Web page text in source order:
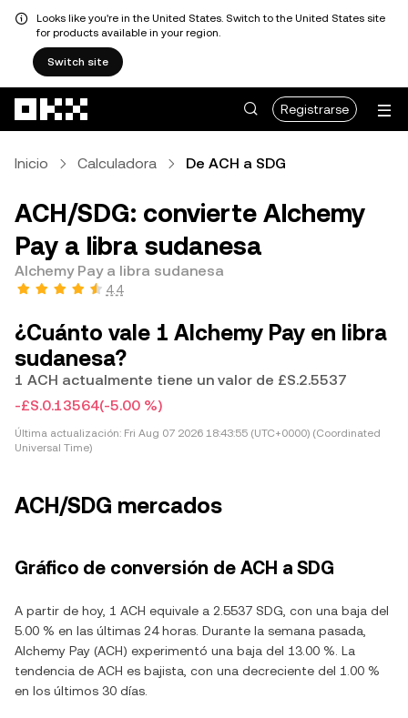
Looks like you're in the United States. Switch to the United States site
for products available in your region.
Switch site
Registrarse
Inicio Calculadora De ACH a SDG
ACH/SDG: convierte Alchemy
Pay a libra sudanesa
Alchemy Pay a libra sudanesa
4.4
¿Cuánto vale 1 Alchemy Pay en libra
sudanesa?
1 ACH actualmente tiene un valor de £S.2.5537
-£S.0.13564(-5.00 %)
Última actualización: Fri Aug 07 2026 18:43:55 (UTC+0000) (Coordinated
Universal Time)
ACH/SDG mercados
Gráfico de conversión de ACH a SDG
A partir de hoy, 1 ACH equivale a 2.5537 SDG, con una baja del
5.00 % en las últimas 24 horas. Durante la semana pasada,
Alchemy Pay (ACH) experimentó una baja del 13.00 %. La
tendencia de ACH es bajista, con una decreciente del 1.00 %
en los últimos 30 días.